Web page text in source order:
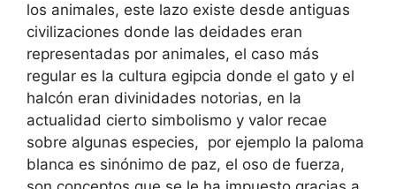
los animales, este lazo existe desde antiguas
civilizaciones donde las deidades eran
representadas por animales, el caso más
regular es la cultura egipcia donde el gato y el
halcón eran divinidades notorias, en la
actualidad cierto simbolismo y valor recae
sobre algunas especies, por ejemplo la paloma
blanca es sinónimo de paz, el oso de fuerza,